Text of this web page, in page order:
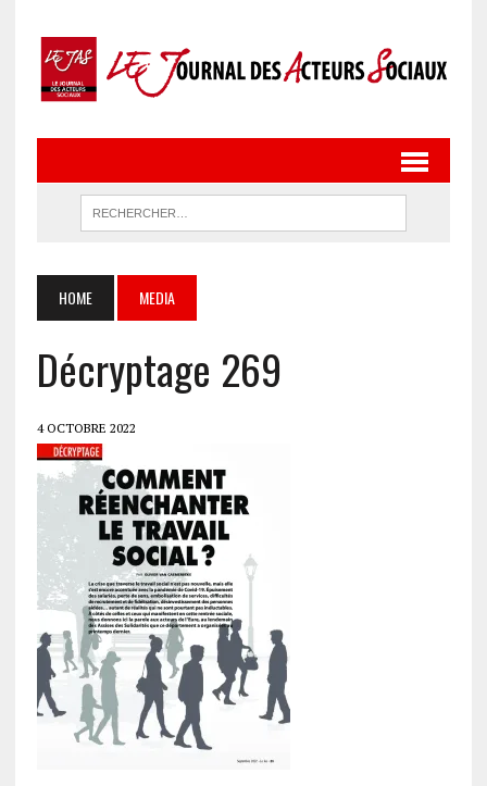
HOME MEDIA
Décryptage 269
4 OCTOBRE 2022